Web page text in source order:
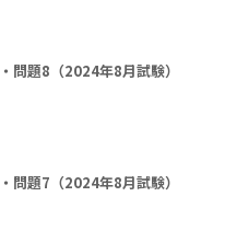
問題8（2024年8月試験）
問題7（2024年8月試験）